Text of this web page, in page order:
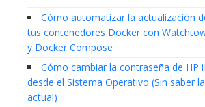
Cómo automatizar la actualización
tus contenedores Docker con
y Docker Compose
Cómo cambiar la contraseña de HP
desde el Sistema Operativo (Sin saber la
actual)